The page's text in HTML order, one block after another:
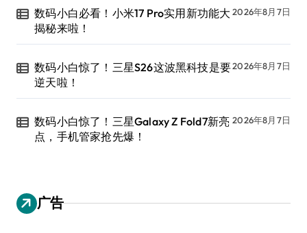
数码小白必看！小米17 Pro实用新功能大
揭秘来啦！
2026年8月7日
数码小白惊了！三星S26这波黑科技是要
逆天啦！
2026年8月7日
数码小白惊了！三星Galaxy Z Fold7新亮
点，手机管家抢先爆！
2026年8月7日
广告